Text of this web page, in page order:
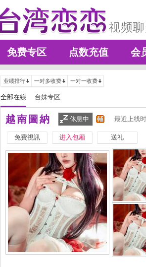
免费专区 点数充值 会
业绩排行 一对多收费 一对一收费
全部在線 台妹专区
越南圖納 休息中 最近上线
免費視訊 进入包厢 送礼